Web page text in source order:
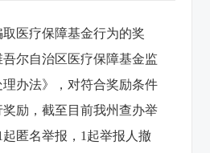
医疗保障基金行为的奖
尔自治区医疗保障基金监
办法》，对符合奖励条件
励，截至目前我州查办举
匿名举报，1起举报人撤